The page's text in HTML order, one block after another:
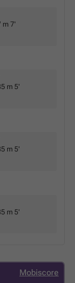
m 7'
m 5'
m 5'
m 5'
Mobiscore